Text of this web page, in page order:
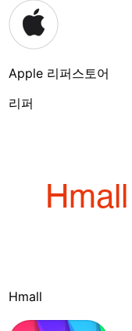
Apple 리퍼스토어
리퍼
Hmall